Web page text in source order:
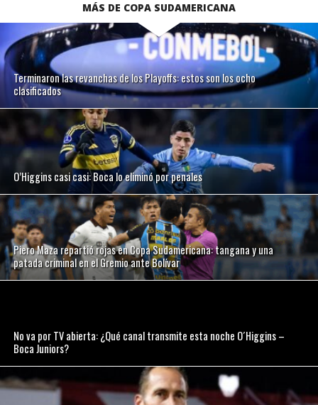
MÁS DE COPA SUDAMERICANA
Terminaron las revanchas de los Playoffs: estos son los ocho
clasificados
O’Higgins casi casi: Boca lo eliminó por penales
Piero Maza repartió rojas en Copa Sudamericana: tangana y una
patada criminal en el Gremio ante Bolívar
No va por TV abierta: ¿Qué canal transmite esta noche O´Higgins –
Boca Juniors?